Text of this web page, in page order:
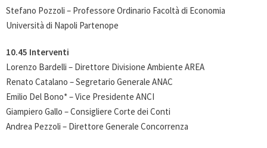
Stefano Pozzoli – Professore Ordinario Facoltà di Economia
Università di Napoli Partenope
10.45 Interventi
Lorenzo Bardelli – Direttore Divisione Ambiente AREA
Renato Catalano – Segretario Generale ANAC
Emilio Del Bono* – Vice Presidente ANCI
Giampiero Gallo – Consigliere Corte dei Conti
Andrea Pezzoli – Direttore Generale Concorrenza